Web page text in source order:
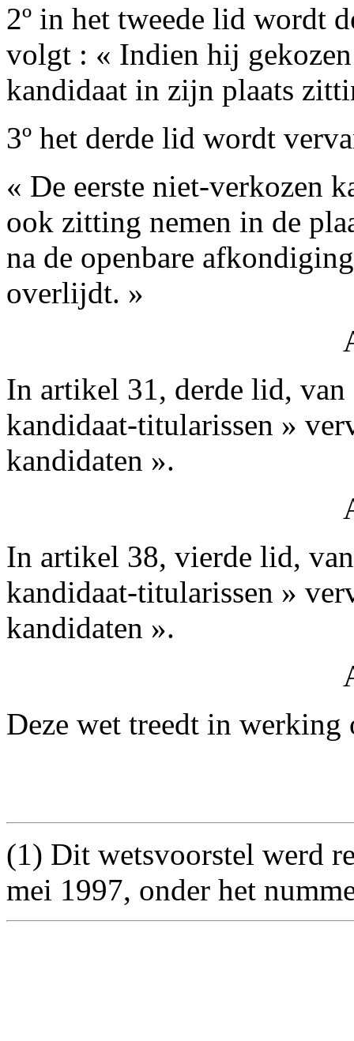
2º in het tweede lid wordt
volgt : « Indien hij
kandidaat in zijn plaats
3º het derde lid wordt
« De eerste niet-verkozen
ook zitting nemen in de
na de openbare
overlijdt. »
In artikel 31, derde lid,
kandidaat-titularissen »
kandidaten ».
In artikel 38, vierde lid,
kandidaat-titularissen »
kandidaten ».
Deze wet treedt in
(1) Dit wetsvoorstel werd
mei 1997, onder het